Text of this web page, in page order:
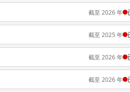
截至 2026 年
截至 2025 年
截至 2026 年
截至 2026 年